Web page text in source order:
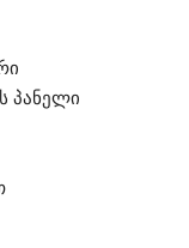
პანელი